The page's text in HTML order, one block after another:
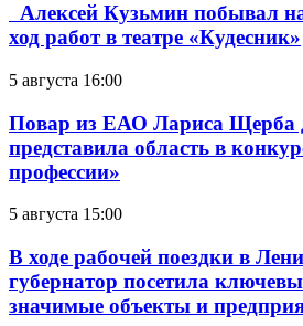
Алексей Кузьмин побывал
ход работ в театре «Кудесник»
5 августа 16:00
Повар из ЕАО Лариса Щерба
представила область в
профессии»
5 августа 15:00
В ходе рабочей поездки в
губернатор посетила
значимые объекты и